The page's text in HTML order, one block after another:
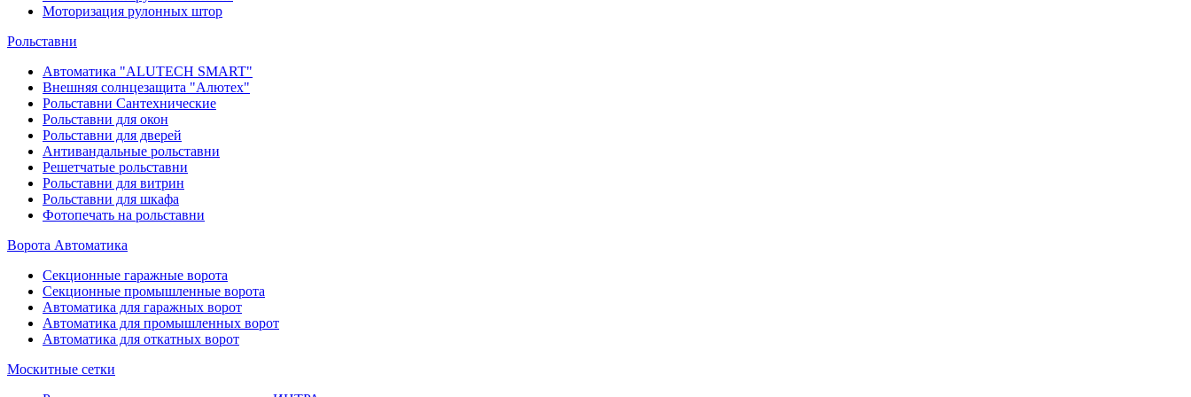
Моторизация рулонных штор
Рольставни
Автоматика "ALUTECH SMART"
Внешняя солнцезащита "Алютех"
Рольставни Сантехнические
Рольставни для окон
Рольставни для дверей
Антивандальные рольставни
Решетчатые рольставни
Рольставни для витрин
Рольставни для шкафа
Фотопечать на рольставни
Ворота Автоматика
Секционные гаражные ворота
Секционные промышленные ворота
Автоматика для гаражных ворот
Автоматика для промышленных ворот
Автоматика для откатных ворот
Москитные сетки